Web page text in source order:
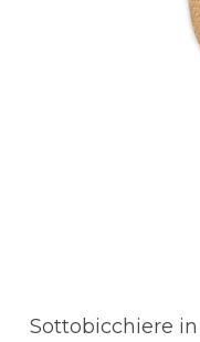
Sottobicchiere